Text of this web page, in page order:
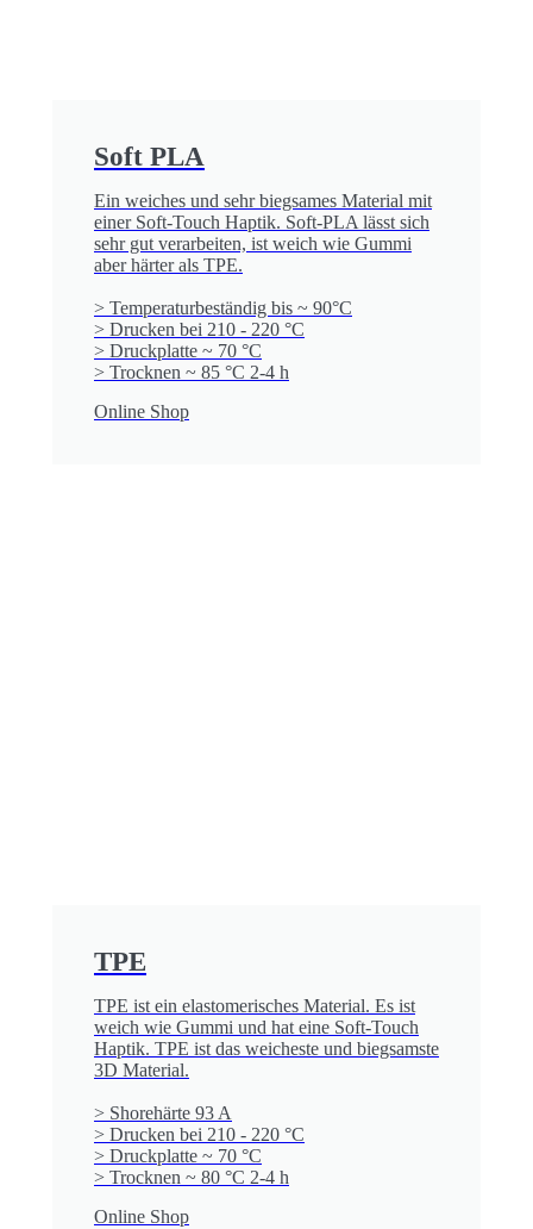
Soft PLA
Ein weiches und sehr biegsames Material mit
einer Soft-Touch Haptik. Soft-PLA lässt sich
sehr gut verarbeiten, ist weich wie Gummi
aber härter als TPE.
> Temperaturbeständig bis ~ 90°C
> Drucken bei 210 - 220 °C
> Druckplatte ~ 70 °C
> Trocknen ~ 85 °C 2-4 h
Online Shop
TPE
TPE ist ein elastomerisches Material. Es ist
weich wie Gummi und hat eine Soft-Touch
Haptik. TPE ist das weicheste und biegsamste
3D Material.
> Shorehärte 93 A
> Drucken bei 210 - 220 °C
> Druckplatte ~ 70 °C
> Trocknen ~ 80 °C 2-4 h
Online Shop